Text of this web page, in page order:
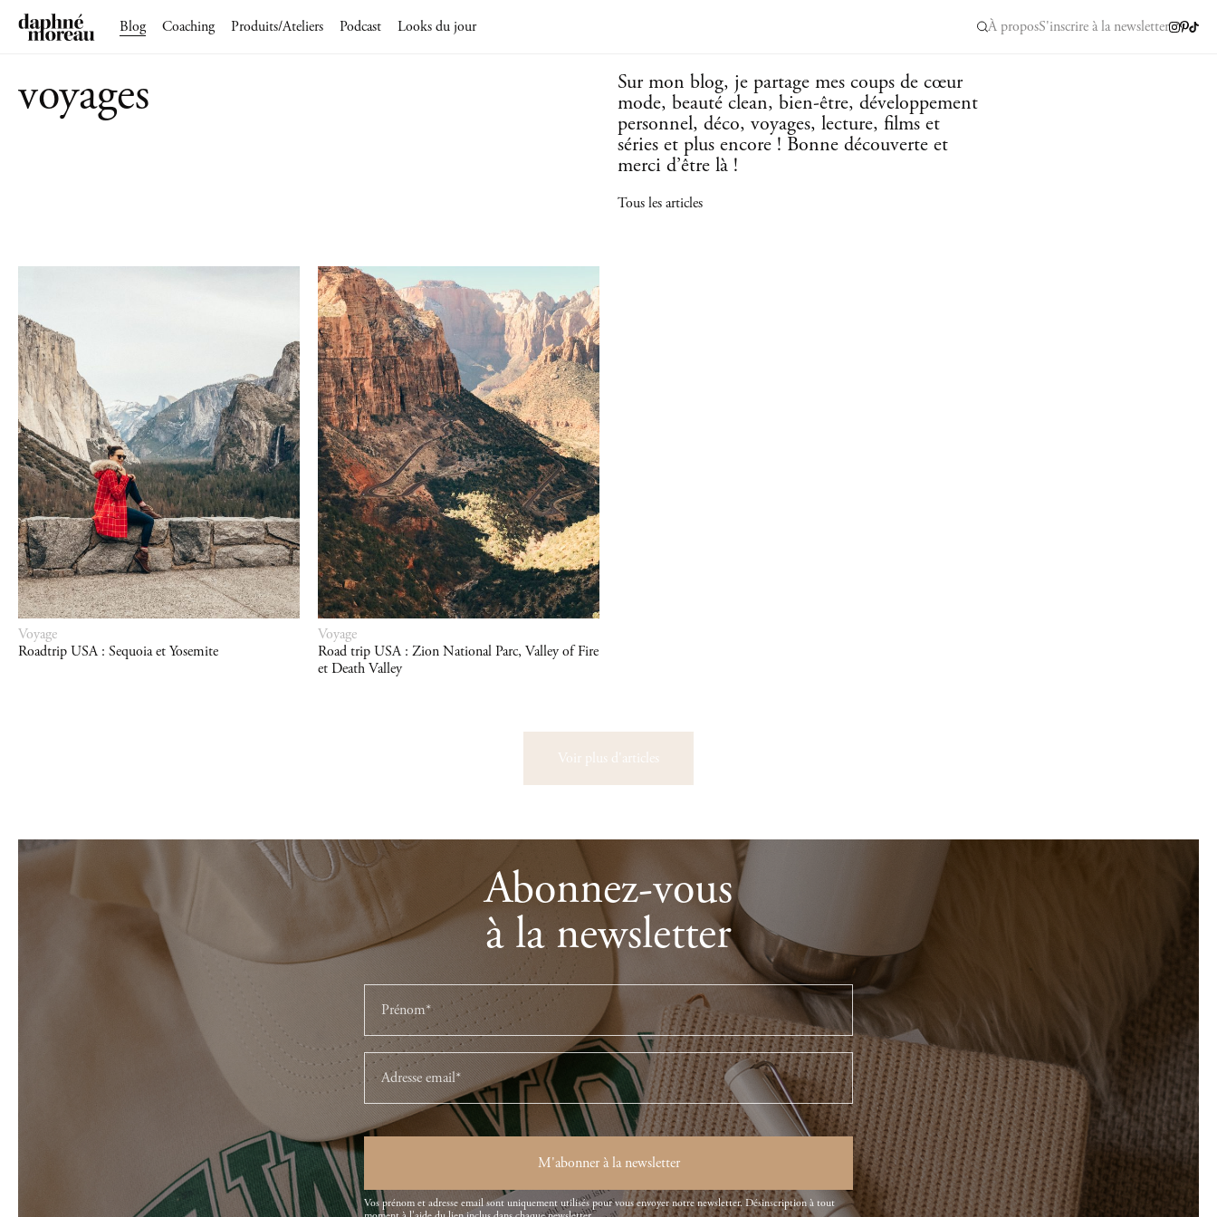
Blog Coaching Produits/Ateliers Podcast Looks du jour À proposS'inscrire à la newsletter
voyages
Sur mon blog, je partage mes coups de cœur
mode, beauté clean, bien-être, développement
personnel, déco, voyages, lecture, films et
séries et plus encore ! Bonne découverte et
merci d’être là !
Tous les articles
Voyage
Roadtrip USA : Sequoia et Yosemite
Voyage
Road trip USA : Zion National Parc, Valley of Fire
et Death Valley
Voir plus d'articles
Abonnez-vous
à la newsletter
M'abonner à la newsletter
Vos prénom et adresse email sont uniquement utilisés pour vous envoyer notre newsletter. Désinscription à tout